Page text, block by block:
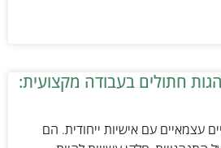
חתולים בעבודה מקצועית:
עצמאיים עם אישיות ייחודית. הם